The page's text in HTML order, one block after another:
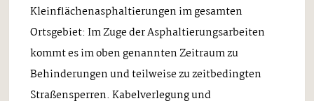
Kleinflächenasphaltierungen im gesamten
Ortsgebiet: Im Zuge der Asphaltierungsarbeiten
kommt es im oben genannten Zeitraum zu
Behinderungen und teilweise zu zeitbedingten
Straßensperren. Kabelverlegung und